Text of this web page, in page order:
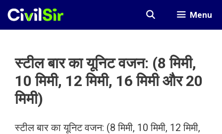
Skip
Menu
स्टील बार का यूनिट वजन: (8 मिमी,
10 मिमी, 12 मिमी, 16 मिमी और 20
मिमी)
स्टील बार का यूनिट वजन: (8 मिमी, 10 मिमी, 12 मिमी,